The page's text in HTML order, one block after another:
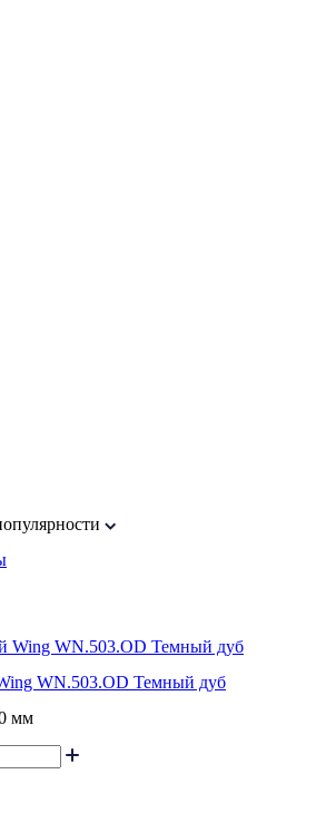
WN.503.OD Темный дуб
мм